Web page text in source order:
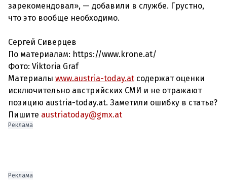
зарекомендовал», — добавили в службе. Грустно,
что это вообще необходимо.
Сергей Сиверцев
По материалам: https://www.krone.at/
Фото: Viktoria Graf
Материалы www.austria-today.at содержат оценки
исключительно австрийских СМИ и не отражают
позицию austria-today.at. Заметили ошибку в статье?
Пишите austriatoday@gmx.at
Реклама
Реклама